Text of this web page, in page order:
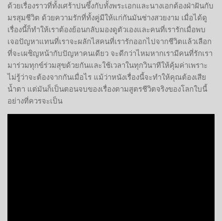
ด้วยเรื่องราวที่ทั้งเศร้าปนซึ้งกับทั้งพระเอกและนางเอกต้องฝ่าฝันกับ
มรสุมชีวิต ด้วยความรักที่ทั้งคู่มีให้แก่กันมันช่างสวยงาม เมื่อได้ดู
เรื่องนี้ก็ทำให้เราต้องย้อนกลับมองดูตัวเองและคนที่เรารักเมื่อพบ
เจอปัญหาแทนที่เราจะผลักไสคนที่เรารักออกไปจากชีวิตแล้วเลือก
ที่จะเผชิญหน้ากับปัญหาคนเดียว จะดีกว่าไหมหากเรามีคนที่รักเรา
มาร่วมทุกข์ร่วมสุขด้วยกันและใช้เวลาในทุกวินาทีให้คุ้มค่าเพราะ
ไม่รู้ว่าจะต้องจากกันเมื่อไร แม้ว่าหนังเรื่องนี้จะทำให้คุณต้องเสีย
น้ำตา แต่มันก็เป็นตอนจบของเรื่องตามสูตรชีวิตจริงของโลกใบนี้
อย่างที่ควรจะเป็น